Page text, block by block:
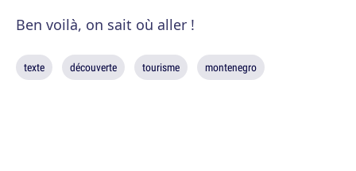
Ben voilà, on sait où aller !
texte découverte tourisme montenegro